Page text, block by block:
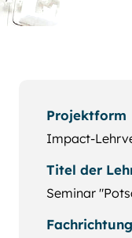
Projektform
Impact-
Titel der
Seminar
Fachrichtung